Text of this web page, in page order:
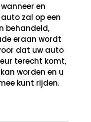
en
zal op een
behandeld,
eraan wordt
dat uw auto
terecht komt,
worden en u
kunt rijden.